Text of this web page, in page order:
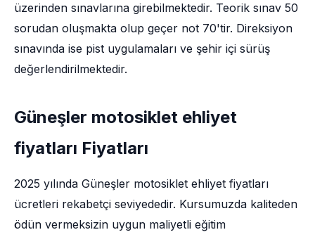
üzerinden sınavlarına girebilmektedir. Teorik sınav 50
sorudan oluşmakta olup geçer not 70'tir. Direksiyon
sınavında ise pist uygulamaları ve şehir içi sürüş
değerlendirilmektedir.
Güneşler motosiklet ehliyet
fiyatları Fiyatları
2025 yılında Güneşler motosiklet ehliyet fiyatları
ücretleri rekabetçi seviyededir. Kursumuzda kaliteden
ödün vermeksizin uygun maliyetli eğitim